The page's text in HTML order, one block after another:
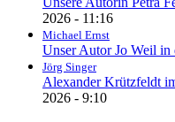
2026 - 11:16
Michael Ernst
Unser Autor Jo Weil in
Jörg Singer
Alexander Krützfeldt
2026 - 9:10